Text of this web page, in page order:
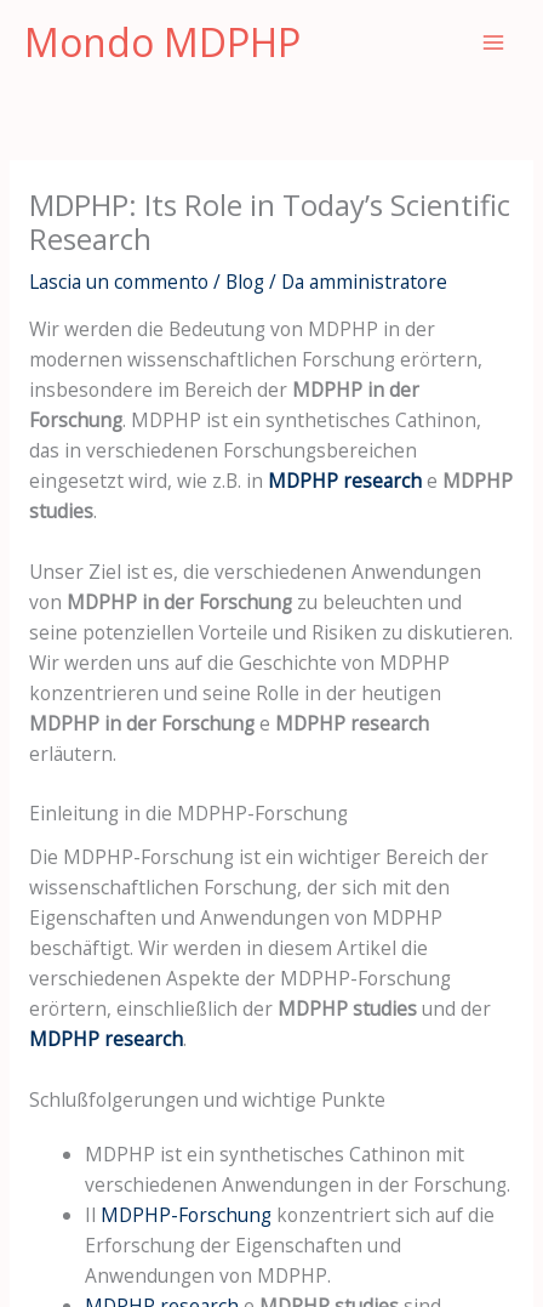
Mondo MDPHP
MDPHP: Its Role in Today’s Scientific
Research
Lascia un commento / Blog/ Da amministratore
Wir werden die Bedeutung von MDPHP in der
modernen wissenschaftlichen Forschung erörtern,
insbesondere im Bereich der MDPHP in der
Forschung. MDPHP ist ein synthetisches Cathinon,
das in verschiedenen Forschungsbereichen
eingesetzt wird, wie z.B. in MDPHP researche MDPHP
studies.
Unser Ziel ist es, die verschiedenen Anwendungen
von MDPHP in der Forschungzu beleuchten und
seine potenziellen Vorteile und Risiken zu diskutieren.
Wir werden uns auf die Geschichte von MDPHP
konzentrieren und seine Rolle in der heutigen
MDPHP in der Forschunge MDPHP research
erläutern.
Einleitung in die MDPHP-Forschung
Die MDPHP-Forschung ist ein wichtiger Bereich der
wissenschaftlichen Forschung, der sich mit den
Eigenschaften und Anwendungen von MDPHP
beschäftigt. Wir werden in diesem Artikel die
verschiedenen Aspekte der MDPHP-Forschung
erörtern, einschließlich der MDPHP studiesund der
MDPHP research.
Schlußfolgerungen und wichtige Punkte
MDPHP ist ein synthetisches Cathinon mit
verschiedenen Anwendungen in der Forschung.
Il MDPHP-Forschung konzentriert sich auf die
Erforschung der Eigenschaften und
Anwendungen von MDPHP.